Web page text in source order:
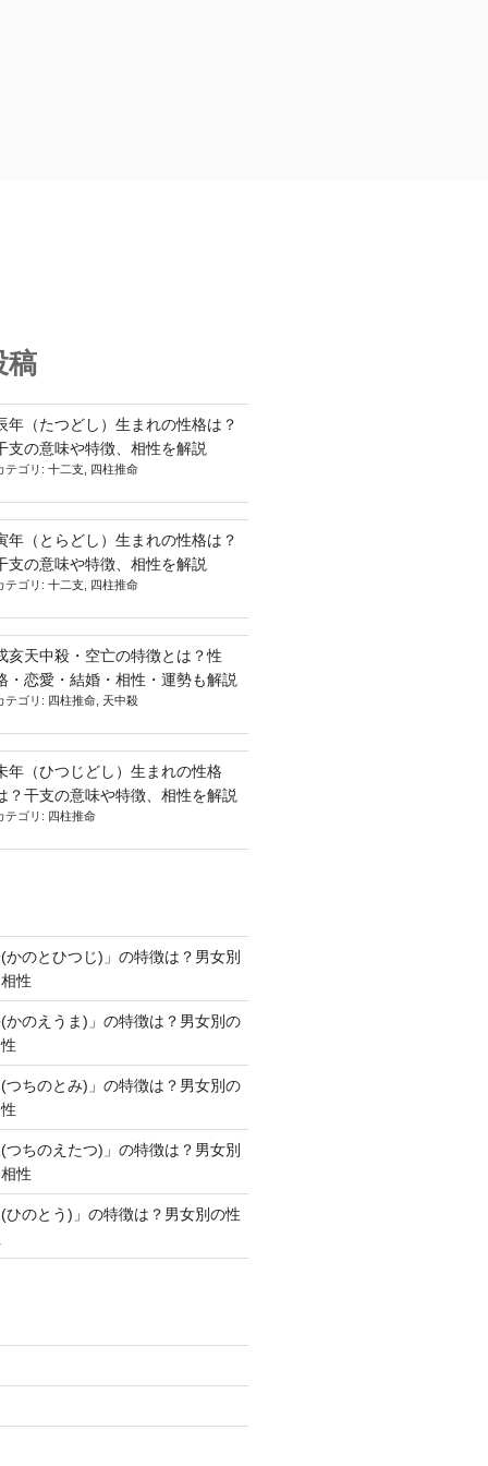
稿
年（たつどし）生まれの性格は？
支の意味や特徴、相性を解説
テゴリ: 十二支 四柱推命
年（とらどし）生まれの性格は？
支の意味や特徴、相性を解説
テゴリ: 十二支 四柱推命
亥天中殺・空亡の特徴とは？性
・恋愛・結婚・相性・運勢も解説
テゴリ: 四柱推命, 天中殺
年（ひつじどし）生まれの性格
？干支の意味や特徴、相性を解説
テゴリ: 四柱推命
のとひつじ)」の特徴は？男女別
性
かのえうま)」の特徴は？男女別の
つちのとみ)」の特徴は？男女別の
ちのえたつ)」の特徴は？男女別
性
ひのとう)」の特徴は？男女別の性